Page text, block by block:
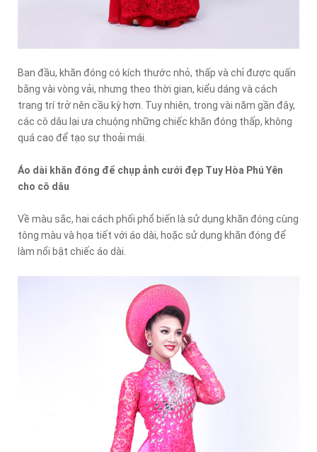
Ban đầu, khăn đóng có kích thước nhỏ, thấp và chỉ được quấn
bằng vài vòng vải, nhưng theo thời gian, kiểu dáng và cách
trang trí trở nên cầu kỳ hơn. Tuy nhiên, trong vài năm gần đây,
các cô dâu lại ưa chuộng những chiếc khăn đóng thấp, không
quá cao để tạo sự thoải mái.
Áo dài khăn đóng để chụp ảnh cưới đẹp Tuy Hòa Phú Yên
cho cô dâu
Về màu sắc, hai cách phối phổ biến là sử dụng khăn đóng cùng
tông màu và họa tiết với áo dài, hoặc sử dụng khăn đóng để
làm nổi bật chiếc áo dài.